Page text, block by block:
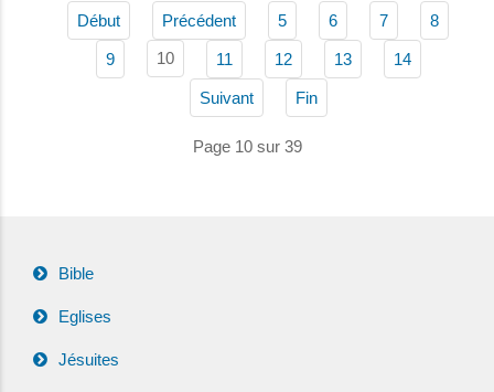
Début Précédent 5 6 7 8
9 10 11 12 13 14
Suivant Fin
Page 10 sur 39
Bible
Eglises
Jésuites